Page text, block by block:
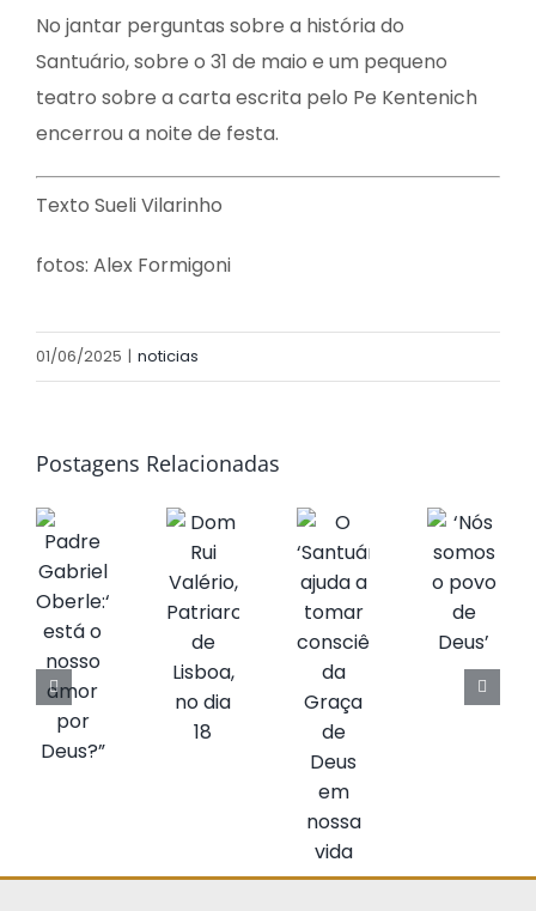
No jantar perguntas sobre a história do
Santuário, sobre o 31 de maio e um pequeno
teatro sobre a carta escrita pelo Pe Kentenich
encerrou a noite de festa.
Texto Sueli Vilarinho
fotos: Alex Formigoni
01/06/2025 | noticias
Postagens Relacionadas